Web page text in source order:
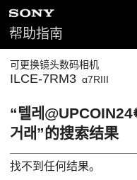
帮助指南
可更换镜头数码相机
ILCE-7RM3 α7RIII
“텔레
거래”的搜索结果
找不到任何结果。